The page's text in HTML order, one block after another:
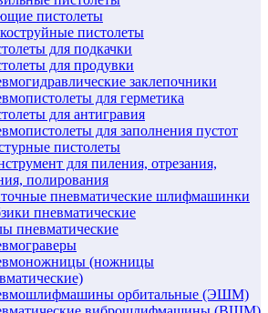
пистолеты
пистолеты
для подкачки
для продувки
заклепочники
для герметика
для антигравия
для заполнения пустот
пистолеты
для пиления, отрезания,
полирования
пневматические шлифмашинки
пневматические
пневматические
(ножницы
орбитальные (ЭШМ)